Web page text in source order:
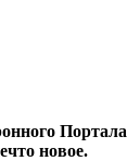
Портала
новое.